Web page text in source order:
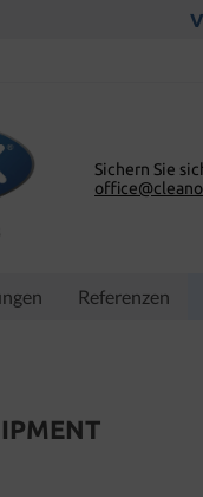
Sichern Sie
Referenzen